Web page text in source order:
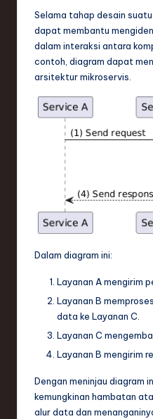
Selama tahap desain
dapat membantu
dalam interaksi antara
contoh, diagram dapat
arsitektur mikroservis.
Dalam diagram ini:
Layanan A mengirim
Layanan B
data ke Layanan C.
Layanan C
Layanan B mengirim
Dengan meninjau diagram
kemungkinan hambatan
alur data dan